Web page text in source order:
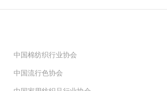
中国棉纺织行业协会
中国流行色协会